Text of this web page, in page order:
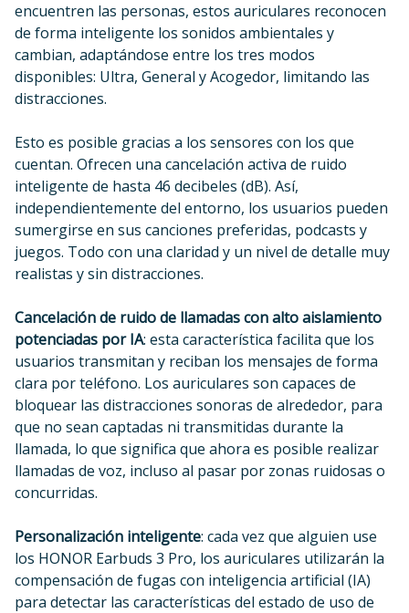
encuentren las personas, estos auriculares reconocen
de forma inteligente los sonidos ambientales y
cambian, adaptándose entre los tres modos
disponibles: Ultra, General y Acogedor, limitando las
distracciones.
Esto es posible gracias a los sensores con los que
cuentan. Ofrecen una cancelación activa de ruido
inteligente de hasta 46 decibeles (dB). Así,
independientemente del entorno, los usuarios pueden
sumergirse en sus canciones preferidas, podcasts y
juegos. Todo con una claridad y un nivel de detalle muy
realistas y sin distracciones.
Cancelación de ruido de llamadas con alto aislamiento
potenciadas por IA: esta característica facilita que los
usuarios transmitan y reciban los mensajes de forma
clara por teléfono. Los auriculares son capaces de
bloquear las distracciones sonoras de alrededor, para
que no sean captadas ni transmitidas durante la
llamada, lo que significa que ahora es posible realizar
llamadas de voz, incluso al pasar por zonas ruidosas o
concurridas.
Personalización inteligente: cada vez que alguien use
los HONOR Earbuds 3 Pro, los auriculares utilizarán la
compensación de fugas con inteligencia artificial (IA)
para detectar las características del estado de uso de